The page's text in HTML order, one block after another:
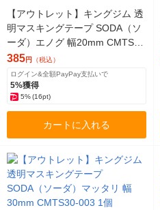
【アウトレット】キングジム 透
明マスキングテープ SODA（ソ
ーダ）エノグ 幅20mm CMTS20
-006 1個
385円 （税込）
ログイン&全額PayPay支払いで
5%獲得
5%(16pt)
カートに入れる